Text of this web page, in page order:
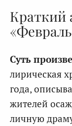
Краткий
Суть
лирическая
года,
жителей
личную